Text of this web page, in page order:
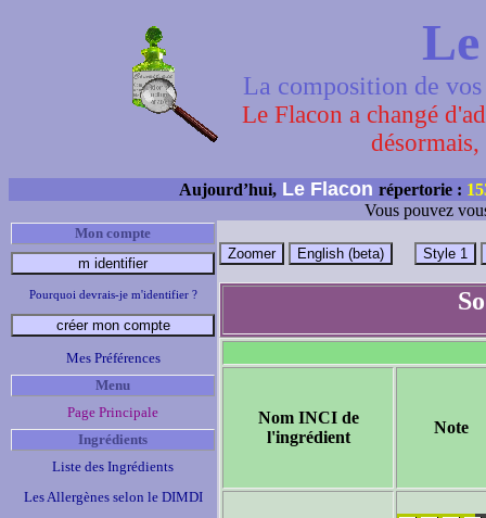
La composition de
Le Flacon a changé
Aujourd’hui, Le Flacon répertorie :
Vous pouvez
Mon compte
Pourquoi devrais-je m'identifier ?
Mes Préférences
Menu
Page Principale
Ingrédients
Liste des Ingrédients
Les Allergènes selon le DIMDI
Nom INCI de
l'ingrédient
Note